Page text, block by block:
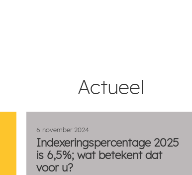
Actueel
6 november 2024
Indexeringspercentage 2025
is 6,5%; wat betekent dat
voor u?